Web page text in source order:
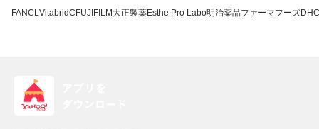
FANCLVitabridC FUJIFILM 大正製薬Esthe Pro Labo明治薬品ファーマフーズDHC